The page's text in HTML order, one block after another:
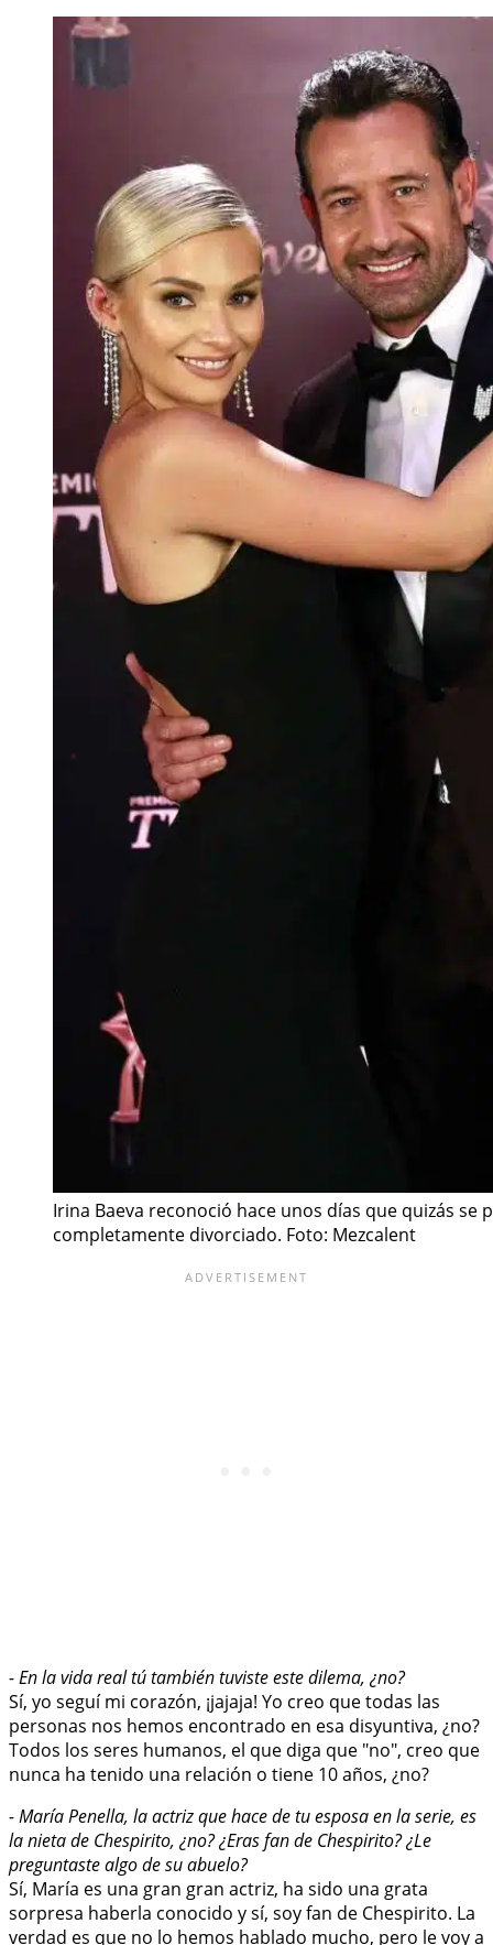
Irina Baeva reconoció hace unos días que quizás
completamente divorciado. Foto: Mezcalent
- En la vida real tú también tuviste este dilema, ¿no?
Sí, yo seguí mi corazón, ¡jajaja! Yo creo que todas las
personas nos hemos encontrado en esa disyuntiva, ¿no?
Todos los seres humanos, el que diga que "no", creo que
nunca ha tenido una relación o tiene 10 años, ¿no?
- María Penella, la actriz que hace de tu esposa en la serie, es
la nieta de Chespirito, ¿no? ¿Eras fan de Chespirito? ¿Le
preguntaste algo de su abuelo?
Sí, María es una gran gran actriz, ha sido una grata
sorpresa haberla conocido y sí, soy fan de Chespirito. La
verdad es que no lo hemos hablado mucho, pero le voy a